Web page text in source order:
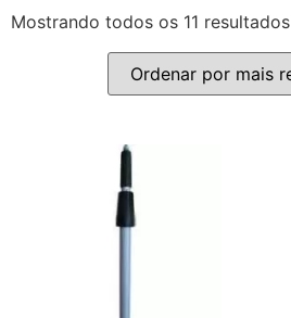
Mostrando todos os 11 resultados